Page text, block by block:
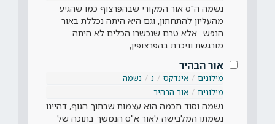
נשמה ה"ס אור המקורי שבהפרצוף כמו שהגיע
מהעליון להתחתון, וגם היא היתה נכללת באור
הנפש.. אלא טרם שנכשרו הכלים לא היתה
מורגשת וניכרת בהפרצופין,…
אור הבהיר
מילונים אינדקס נ
נשמה
מילונים
אור הבהיר
נשמה וסוד חכמה הוא עצמות שבתוך הגוף, דהיינו
נשמתו המלבישה לאור א"ס הנמשך בתוכה של